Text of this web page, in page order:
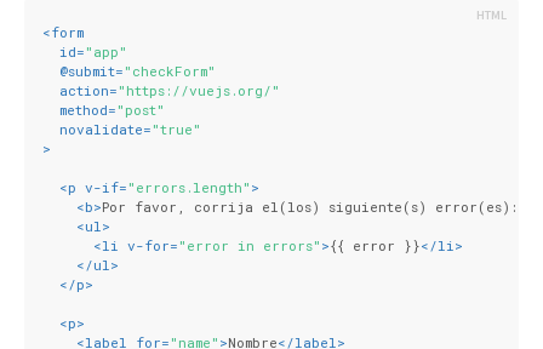
<form
id= "app"
  @
submit= "checkForm"
action= "https://vuejs.org/"
method= "post"
novalidate= "true"
>
<p v-if= "errors.length" >
<b>Por favor, corrija el(los) siguiente(s) error(es):
<ul >
<li v-for= "error in errors" >{{ error }}</li >
</ul >
</p>
<p>
<label for= "name" >Nombre</label >